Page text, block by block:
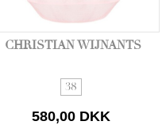
CHRISTIAN WIJNANTS
38
580,00 DKK